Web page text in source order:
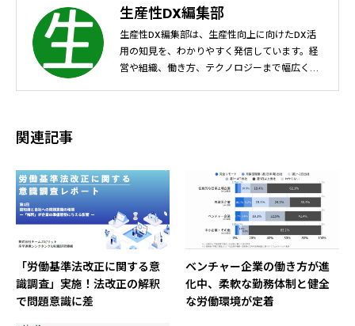
生産性DX編集部
生産性DX編集部は、生産性向上に向けたDX活
用の知見を、わかりやすく発信しています。経
営や組織、働き方、テクノロジーまで幅広く取
関連記事
「労働基準法改正に関する意
識調査」実施！法改正の解釈
で問題意識に差
ベンチャー企業の働き方が進
化中、柔軟な勤務体制と健全
な労働環境が定着